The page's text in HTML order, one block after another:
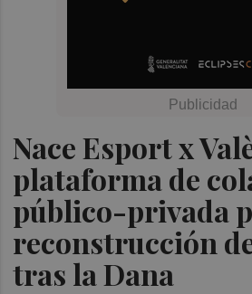
Nace Esport x
plataforma de
público-privada
reconstrucción
tras la Dana